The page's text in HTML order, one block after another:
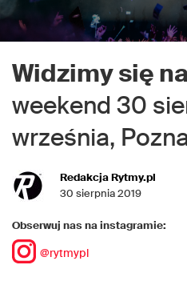
Widzimy się
weekend 30
września,
Redakcja Rytmy.pl
30 sierpnia 2019
Obserwuj nas na instagramie:
@rytmypl